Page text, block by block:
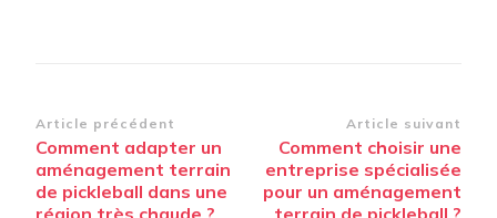
Navigation
d’article
Article précédent
Comment adapter un
aménagement terrain
de pickleball dans une
région très chaude ?
Article suivant
Comment choisir une
entreprise spécialisée
pour un aménagement
terrain de pickleball ?